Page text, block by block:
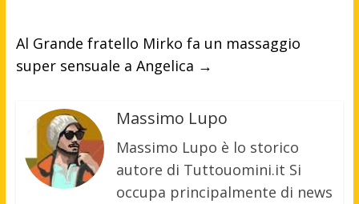
Al Grande fratello Mirko fa un massaggio
super sensuale a Angelica →
Massimo Lupo
Massimo Lupo è lo storico
autore di Tuttouomini.it Si
occupa principalmente di news